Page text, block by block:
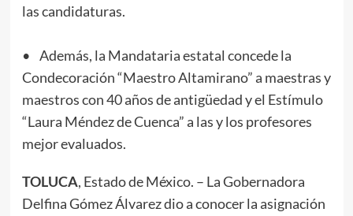
las candidaturas.
• Además, la Mandataria estatal concede la
Condecoración “Maestro Altamirano” a maestras y
maestros con 40 años de antigüedad y el Estímulo
“Laura Méndez de Cuenca” a las y los profesores
mejor evaluados.
TOLUCA, Estado de México. – La Gobernadora
Delfina Gómez Álvarez dio a conocer la asignación